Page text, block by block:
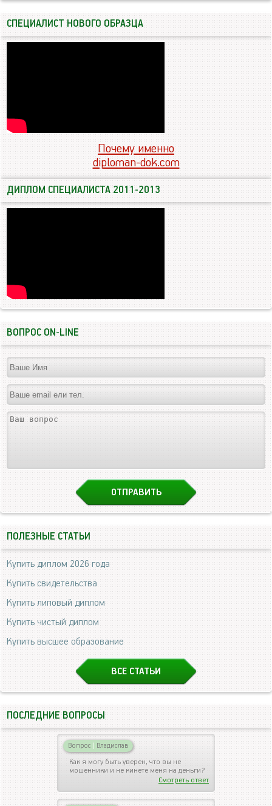
СПЕЦИАЛИСТ НОВОГО ОБРАЗЦА
Почему именно
diploman-dok.com
ДИПЛОМ СПЕЦИАЛИСТА 2011-2013
ВОПРОС ON-LINE
ПОЛЕЗНЫЕ СТАТЬИ
Купить диплом 2026 года
Купить свидетельства
Купить липовый диплом
Купить чистый диплом
Купить высшее образование
ВСЕ СТАТЬИ
ПОСЛЕДНИЕ ВОПРОСЫ
Вопрос | Владислав
Как я могу быть уверен, что вы не
мошенники и не кинете меня на деньги?
Смотреть ответ